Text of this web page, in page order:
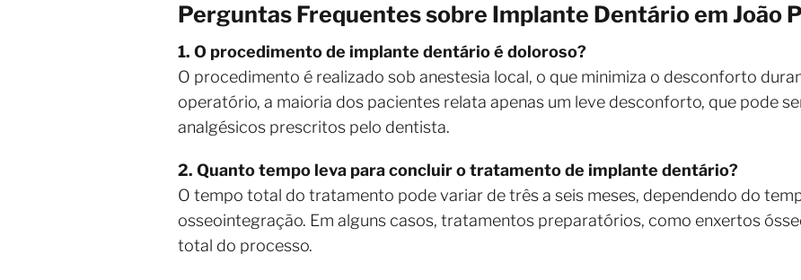
Perguntas Frequentes sobre Implante Dentário em João
1. O procedimento de implante dentário é doloroso?
O procedimento é realizado sob anestesia local, o que minimiza o desconforto
operatório, a maioria dos pacientes relata apenas um leve desconforto, que pode
analgésicos prescritos pelo dentista.
2. Quanto tempo leva para concluir o tratamento de implante dentário?
O tempo total do tratamento pode variar de três a seis meses, dependendo do
osseointegração. Em alguns casos, tratamentos preparatórios, como enxertos
total do processo.